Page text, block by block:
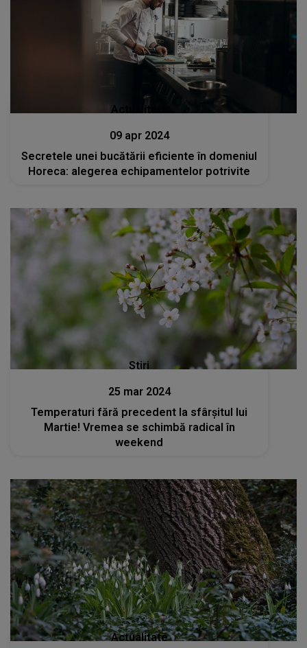
Actualitate
09 apr 2024
Secretele unei bucătării eficiente în domeniul
Horeca: alegerea echipamentelor potrivite
Stiri
25 mar 2024
Temperaturi fără precedent la sfârșitul lui
Martie! Vremea se schimbă radical în
weekend
Actualitate